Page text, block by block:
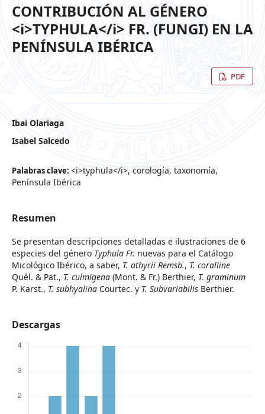
CONTRIBUCIÓN AL GÉNERO
<i>TYPHULA</i> FR. (FUNGI) EN LA
PENÍNSULA IBÉRICA
PDF
Ibai Olariaga
Isabel Salcedo
Palabras clave: <i>typhula</i>, corología, taxonomía,
Península Ibérica
Resumen
Se presentan descripciones detalladas e ilustraciones de 6
especies del género Typhula Fr. nuevas para el Catálogo
Micológico Ibérico, a saber, T. athyrii Remsb., T. coralline
Quél. & Pat., T. culmigena (Mont. & Fr.) Berthier, T. graminum
P. Karst., T. subhyalina Courtec. y T. Subvariabilis Berthier.
Descargas